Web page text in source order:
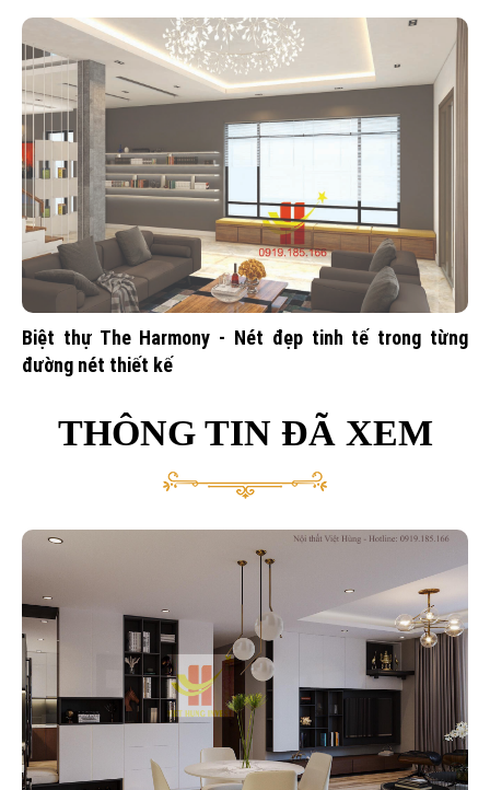
Biệt thự The Harmony - Nét đẹp tinh tế trong từng
đường nét thiết kế
THÔNG TIN ĐÃ XEM